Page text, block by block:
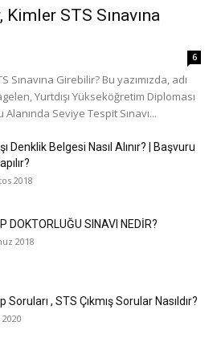
Kimler STS Sınavına
6
Sınavına Girebilir? Bu yazımızda, adı
Yurtdışı Yükseköğretim Diploması
Seviye Tespit Sınavı...
Denklik Belgesi Nasıl Alınır? | Başvuru
2018
DOKTORLUĞU SINAVI NEDİR?
2018
Soruları , STS Çıkmış Sorular Nasıldır?